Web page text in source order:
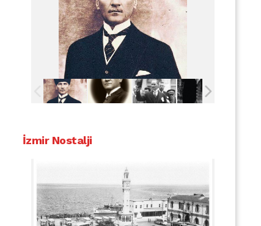
İzmir Nostalji